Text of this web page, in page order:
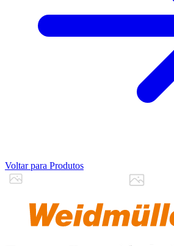
Voltar para Produtos